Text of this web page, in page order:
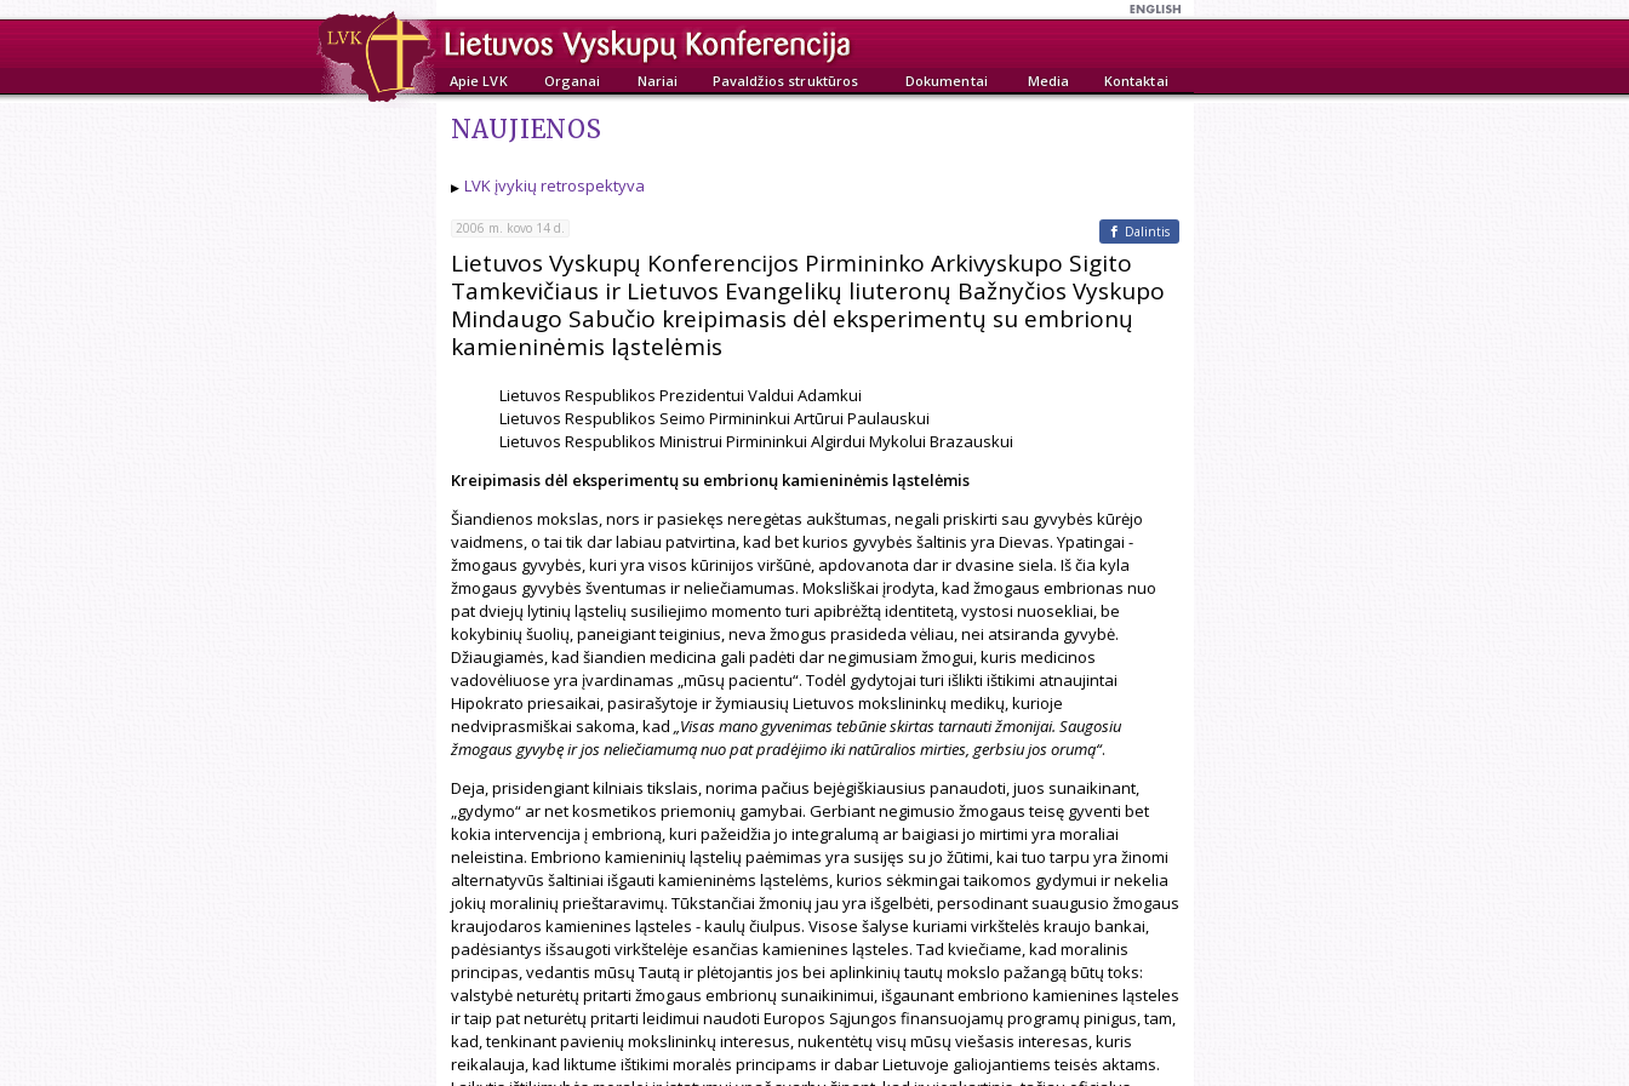
Apie LVK Organai Nariai Pavaldžios struktūros Dokumentai Media Kontaktai
NAUJIENOS
LVK įvykių retrospektyva
Dalintis
2006 m. kovo 14 d.
Lietuvos Vyskupų Konferencijos Pirmininko Arkivyskupo Sigito
Tamkevičiaus ir Lietuvos Evangelikų liuteronų Bažnyčios Vyskupo
Mindaugo Sabučio kreipimasis dėl eksperimentų su embrionų
kamieninėmis ląstelėmis
Lietuvos Respublikos Prezidentui Valdui Adamkui
Lietuvos Respublikos Seimo Pirmininkui Artūrui Paulauskui
Lietuvos Respublikos Ministrui Pirmininkui Algirdui Mykolui Brazauskui
Kreipimasis dėl eksperimentų su embrionų kamieninėmis ląstelėmis
Šiandienos mokslas, nors ir pasiekęs neregėtas aukštumas, negali priskirti sau gyvybės kūrėjo
vaidmens, o tai tik dar labiau patvirtina, kad bet kurios gyvybės šaltinis yra Dievas. Ypatingai -
žmogaus gyvybės, kuri yra visos kūrinijos viršūnė, apdovanota dar ir dvasine siela. Iš čia kyla
žmogaus gyvybės šventumas ir neliečiamumas. Moksliškai įrodyta, kad žmogaus embrionas nuo
pat dviejų lytinių ląstelių susiliejimo momento turi apibrėžtą identitetą, vystosi nuosekliai, be
kokybinių šuolių, paneigiant teiginius, neva žmogus prasideda vėliau, nei atsiranda gyvybė.
Džiaugiamės, kad šiandien medicina gali padėti dar negimusiam žmogui, kuris medicinos
vadovėliuose yra įvardinamas „mūsų pacientu“. Todėl gydytojai turi išlikti ištikimi atnaujintai
Hipokrato priesaikai, pasirašytoje ir žymiausių Lietuvos mokslininkų medikų, kurioje
nedviprasmiškai sakoma, kad „Visas mano gyvenimas tebūnie skirtas tarnauti žmonijai. Saugosiu
žmogaus gyvybę ir jos neliečiamumą nuo pat pradėjimo iki natūralios mirties, gerbsiu jos orumą“.
Deja, prisidengiant kilniais tikslais, norima pačius bejėgiškiausius panaudoti, juos sunaikinant,
„gydymo“ ar net kosmetikos priemonių gamybai. Gerbiant negimusio žmogaus teisę gyventi bet
kokia intervencija į embrioną, kuri pažeidžia jo integralumą ar baigiasi jo mirtimi yra moraliai
neleistina. Embriono kamieninių ląstelių paėmimas yra susijęs su jo žūtimi, kai tuo tarpu yra žinomi
alternatyvūs šaltiniai išgauti kamieninėms ląstelėms, kurios sėkmingai taikomos gydymui ir nekelia
jokių moralinių prieštaravimų. Tūkstančiai žmonių jau yra išgelbėti, persodinant suaugusio žmogaus
kraujodaros kamienines ląsteles - kaulų čiulpus. Visose šalyse kuriami virkštelės kraujo bankai,
padėsiantys išsaugoti virkštelėje esančias kamienines ląsteles. Tad kviečiame, kad moralinis
principas, vedantis mūsų Tautą ir plėtojantis jos bei aplinkinių tautų mokslo pažangą būtų toks:
valstybė neturėtų pritarti žmogaus embrionų sunaikinimui, išgaunant embriono kamienines ląsteles
ir taip pat neturėtų pritarti leidimui naudoti Europos Sąjungos finansuojamų programų pinigus, tam,
kad, tenkinant pavienių mokslininkų interesus, nukentėtų visų mūsų viešasis interesas, kuris
reikalauja, kad liktume ištikimi moralės principams ir dabar Lietuvoje galiojantiems teisės aktams.